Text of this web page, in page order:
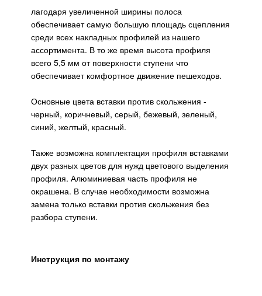
лагодаря увеличенной ширины полоса
обеспечивает самую большую площадь сцепления
среди всех накладных профилей из нашего
ассортимента. В то же время высота профиля
всего 5,5 мм от поверхности ступени что
обеспечивает комфортное движение пешеходов.
Основные цвета вставки против скольжения -
черный, коричневый, серый, бежевый, зеленый,
синий, желтый, красный.
Также возможна комплектация профиля вставками
двух разных цветов для нужд цветового выделения
профиля. Алюминиевая часть профиля не
окрашена. В случае необходимости возможна
замена только вставки против скольжения без
разбора ступени.
Инструкция по монтажу